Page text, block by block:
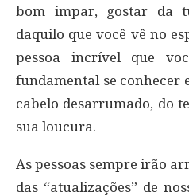
bom impar, gostar da
daquilo que você vê no
pessoa incrível que
fundamental se conhecer
cabelo desarrumado, do
sua loucura.
As pessoas sempre irão
das “atualizações” de